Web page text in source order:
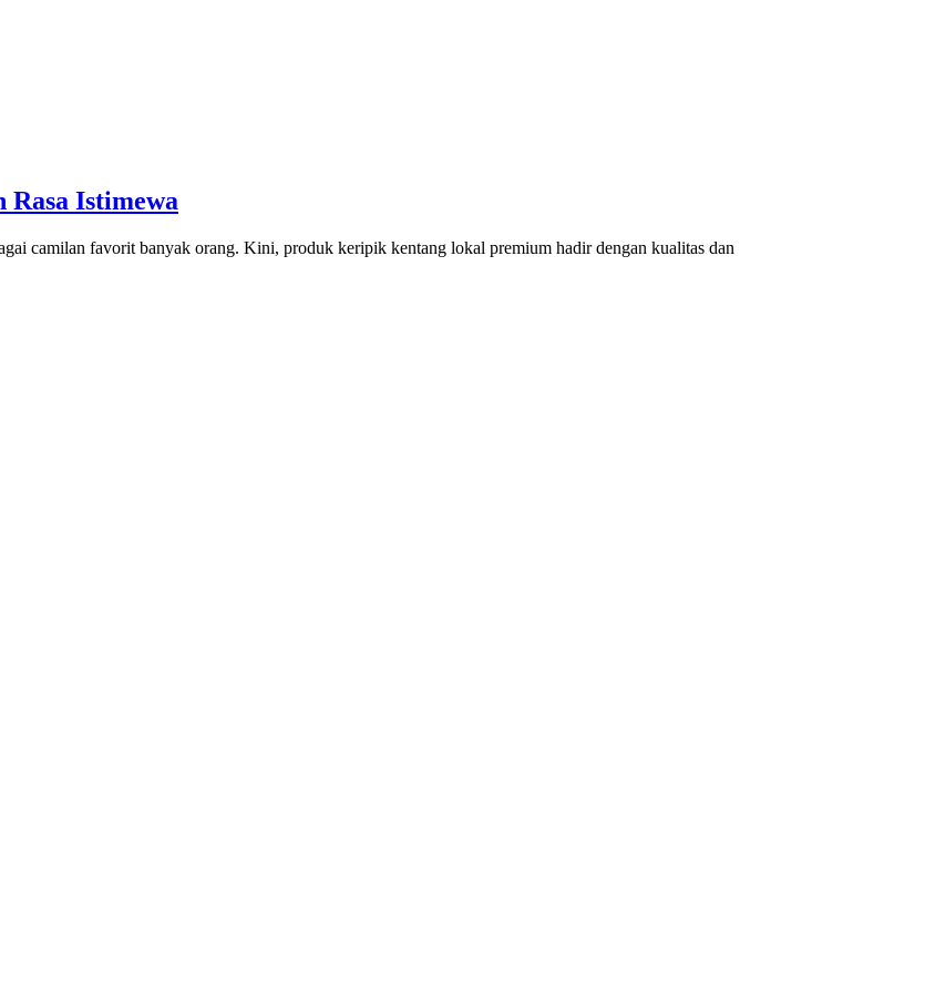
Istimewa
camilan favorit banyak orang. Kini, produk keripik kentang lokal premium hadir dengan kualitas dan